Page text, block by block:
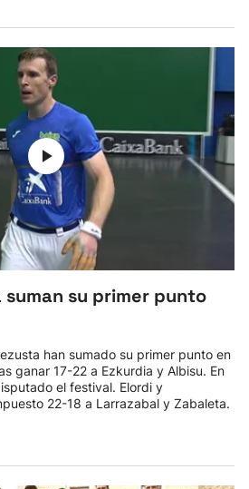
su primer punto
han sumado su primer punto en
ganar 17-22 a Ezkurdia y Albisu. En
el festival. Elordi y
22-18 a Larrazabal y Zabaleta.